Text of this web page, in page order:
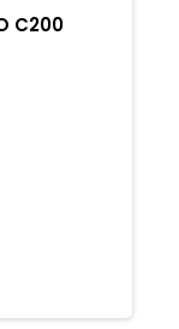
C200